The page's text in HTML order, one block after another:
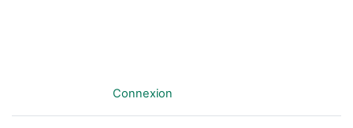
Connexion